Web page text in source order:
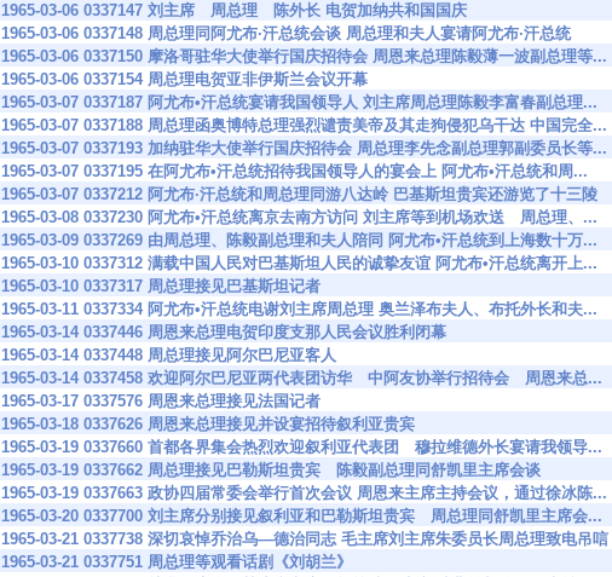
1965-03-06 0337147 刘主席 周总理 陈外长 电贺加纳共和国国庆
1965-03-06 0337148 周总理同阿尤布·汗总统会谈 周总理和夫人宴请阿尤布·汗总统
1965-03-06 0337150 摩洛哥驻华大使举行国庆招待会 周恩来总理陈毅薄一波副总理等...
1965-03-06 0337154 周总理电贺亚非伊斯兰会议开幕
1965-03-07 0337187 阿尤布•汗总统宴请我国领导人 刘主席周总理陈毅李富春副总理...
1965-03-07 0337188 周总理函奥博特总理强烈谴责美帝及其走狗侵犯乌干达 中国完全...
1965-03-07 0337193 加纳驻华大使举行国庆招待会 周总理李先念副总理郭副委员长等...
1965-03-07 0337195 在阿尤布•汗总统招待我国领导人的宴会上 阿尤布•汗总统和周...
1965-03-07 0337212 阿尤布·汗总统和周总理同游八达岭 巴基斯坦贵宾还游览了十三陵
1965-03-08 0337230 阿尤布•汗总统离京去南方访问 刘主席等到机场欢送 周总理、...
1965-03-09 0337269 由周总理、陈毅副总理和夫人陪同 阿尤布•汗总统到上海数十万...
1965-03-10 0337312 满载中国人民对巴基斯坦人民的诚挚友谊 阿尤布•汗总统离开上...
1965-03-10 0337317 周总理接见巴基斯坦记者
1965-03-11 0337334 阿尤布•汗总统电谢刘主席周总理 奥兰泽布夫人、布托外长和夫...
1965-03-14 0337446 周恩来总理电贺印度支那人民会议胜利闭幕
1965-03-14 0337448 周总理接见阿尔巴尼亚客人
1965-03-14 0337458 欢迎阿尔巴尼亚两代表团访华 中阿友协举行招待会 周恩来总...
1965-03-17 0337576 周恩来总理接见法国记者
1965-03-18 0337626 周恩来总理接见并设宴招待叙利亚贵宾
1965-03-19 0337660 首都各界集会热烈欢迎叙利亚代表团 穆拉维德外长宴请我领导...
1965-03-19 0337662 周总理接见巴勒斯坦贵宾 陈毅副总理同舒凯里主席会谈
1965-03-19 0337663 政协四届常委会举行首次会议 周恩来主席主持会议，通过徐冰陈...
1965-03-20 0337700 刘主席分别接见叙利亚和巴勒斯坦贵宾 周总理同舒凯里主席会...
1965-03-21 0337738 深切哀悼乔治乌—德治同志 毛主席刘主席朱委员长周总理致电吊唁
1965-03-21 0337751 周总理等观看话剧《刘胡兰》